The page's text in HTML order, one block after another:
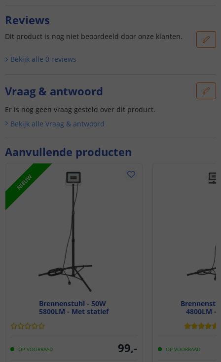
Aanvullende producten
NIEUW
Brennenstuhl - 50W
5800LM - Met statief
OP VOORRAAD 99,-
4800LM -
OP VOORRAAD
Reviews
Dit product is nog niet beoordeeld door onze klanten.
Bekijk alle 0 reviews
Vraag & antwoord
Er is nog geen vraag gesteld over dit product.
Bekijk alle Vraag & antwoord